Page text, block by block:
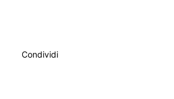
Condividi